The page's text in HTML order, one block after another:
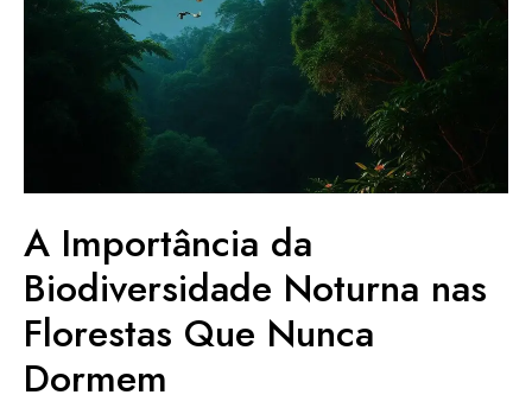
A Importância da
Biodiversidade Noturna nas
Florestas Que Nunca
Dormem